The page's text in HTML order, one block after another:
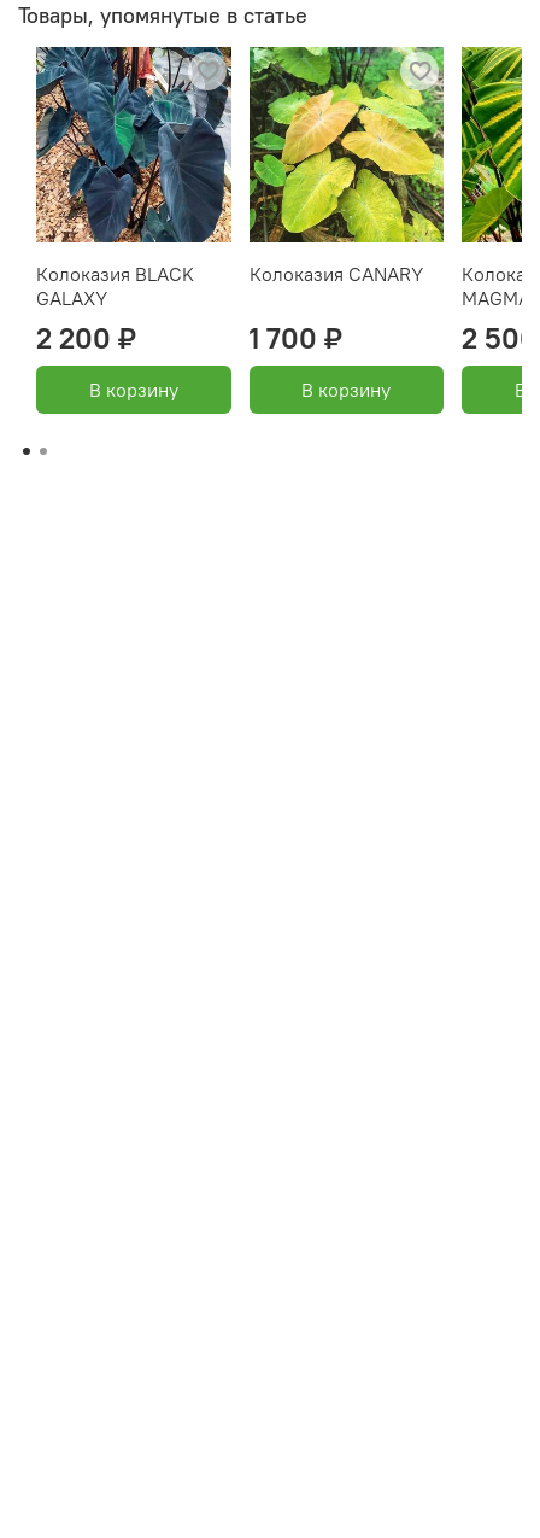
Товары, упомянутые в статье
Колоказия BLACK
GALAXY
2 200 ₽
В корзину
Колоказия CANARY
1 700 ₽
В корзину
MAGMA
2
В